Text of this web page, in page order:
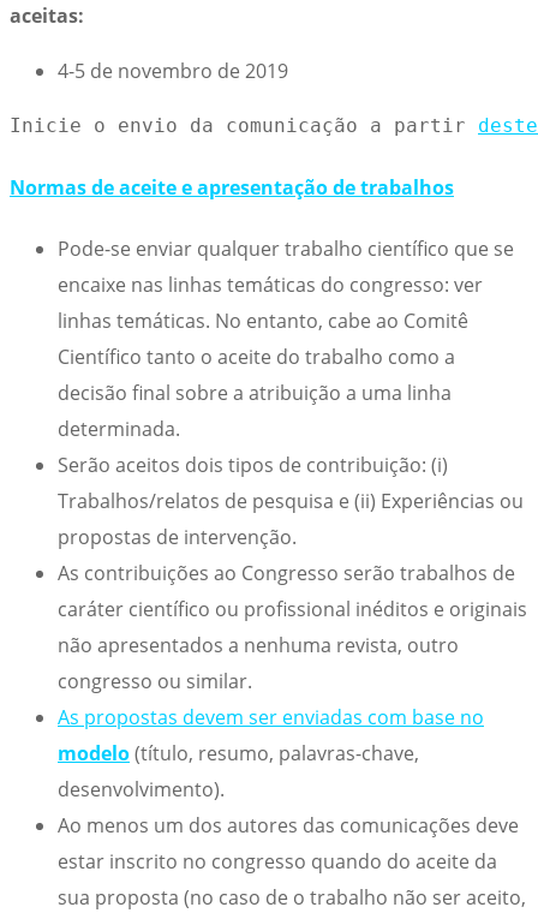
aceitas:
4-5 de novembro de 2019
Inicie o envio da comunicação a partir
Normas de aceite e apresentação de trabalhos
Pode-se enviar qualquer trabalho científico que se
encaixe nas linhas temáticas do congresso: ver
linhas temáticas. No entanto, cabe ao Comitê
Científico tanto o aceite do trabalho como a
decisão final sobre a atribuição a uma linha
determinada.
Serão aceitos dois tipos de contribuição: (i)
Trabalhos/relatos de pesquisa e (ii) Experiências ou
propostas de intervenção.
As contribuições ao Congresso serão trabalhos de
caráter científico ou profissional inéditos e originais
não apresentados a nenhuma revista, outro
congresso ou similar.
As propostas devem ser enviadas com base no
modelo(título, resumo, palavras-chave,
desenvolvimento).
Ao menos um dos autores das comunicações deve
estar inscrito no congresso quando do aceite da
sua proposta (no caso de o trabalho não ser aceito,